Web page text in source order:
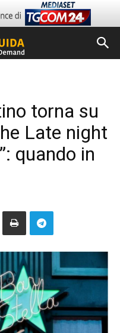
torna su
Late night
quando in